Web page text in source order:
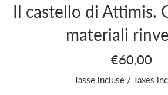
Il castello di Attimis.
materiali
Prezzo
listino
€60,00
Tasse incluse / Taxes